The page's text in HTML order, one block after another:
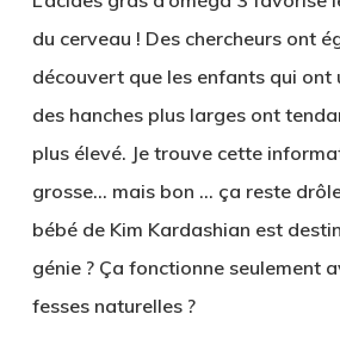
du cerveau ! Des chercheurs ont
découvert que les enfants qui ont
des hanches plus larges ont
plus élevé. Je trouve cette
grosse… mais bon … ça reste
bébé de Kim Kardashian est
génie ? Ça fonctionne seulement
fesses naturelles ?